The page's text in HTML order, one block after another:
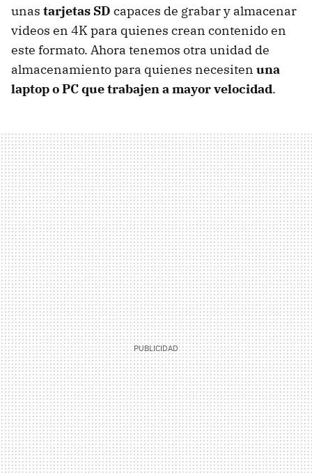
unas tarjetas SD capaces de grabar y almacenar
videos en 4K para quienes crean contenido en
este formato. Ahora tenemos otra unidad de
almacenamiento para quienes necesiten una
laptop o PC que trabajen a mayor velocidad.